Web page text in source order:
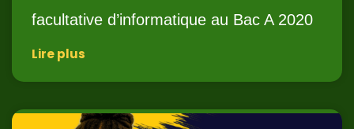
facultative d’informatique au Bac A 2020
Lire plus